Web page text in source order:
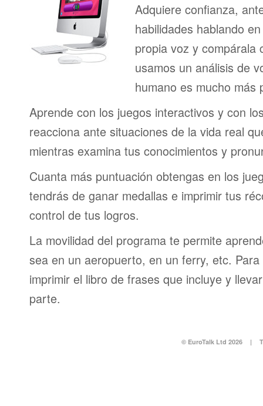
Adquiere confianza,
habilidades hablando
propia voz y compárala
usamos un análisis de
humano es mucho más
Aprende con los juegos interactivos y con
reacciona ante situaciones de la vida real
mientras examina tus conocimientos y
Cuanta más puntuación obtengas en los
tendrás de ganar medallas e imprimir tus
control de tus logros.
La movilidad del programa te permite
sea en un aeropuerto, en un ferry, etc.
imprimir el libro de frases que incluye y
parte.
© EuroTalk Ltd 2026 |